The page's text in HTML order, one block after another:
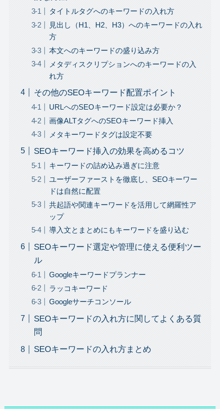
タイトルタグへのキーワードの入れ方
見出し（H1、H2、H3）へのキーワードの入れ
方
本文へのキーワードの盛り込み方
メタディスクリプションへのキーワードの入
れ方
その他のSEOキーワード配置ポイント
URLへのSEOキーワード設定は必要か？
画像ALTタグへのSEOキーワード挿入
メタキーワードタグは設定不要
SEOキーワード挿入の効果を高めるコツ
キーワードの詰め込み過ぎに注意
ユーザーファーストを徹底し、SEOキーワー
ドは自然に配置
共起語や関連キーワードを活用して網羅性ア
ップ
導入文とまとめにもキーワードを盛り込む
SEOキーワード選定や管理に使える便利ツー
ル
Googleキーワードプランナー
ラッコキーワード
Googleサーチコンソール
SEOキーワードの入れ方に関してよくある質
問
SEOキーワードの入れ方まとめ